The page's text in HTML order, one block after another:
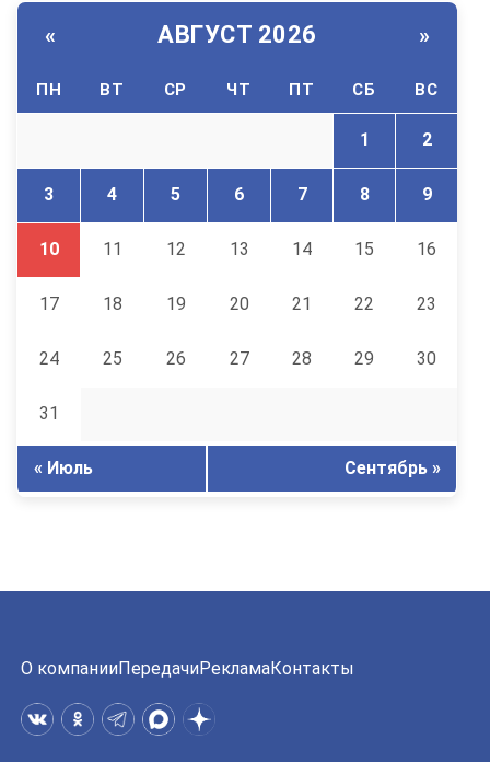
« АВГУСТ 2026 »
ПН ВТ СР ЧТ ПТ СБ ВС
1 2
3 4 5 6 7 8 9
10 11 12 13 14 15 16
17 18 19 20 21 22 23
24 25 26 27 28 29 30
31
« Июль Сентябрь »
О компанииПередачиРекламаКонтакты